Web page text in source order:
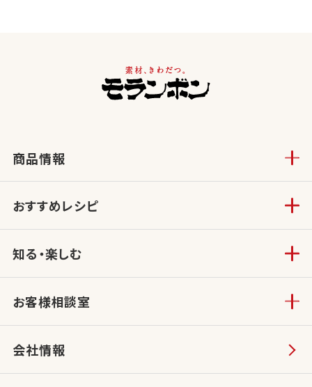
商品情報
おすすめレシピ
知る・楽しむ
お客様相談室
会社情報